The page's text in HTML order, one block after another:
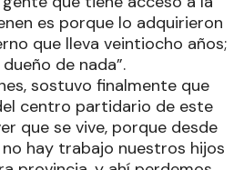
es porque lo adquirieron
que lleva veintiocho años;
de nada”.
sostuvo finalmente que
centro partidario de este
que se vive, porque desde
hay trabajo nuestros hijos